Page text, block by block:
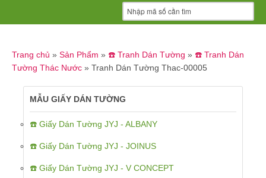
Trang chủ » Sản Phẩm » ☎️ Tranh Dán Tường » ☎️ Tranh Dán
Tường Thác Nước » Tranh Dán Tường Thac-00005
MẪU GIẤY DÁN TƯỜNG
☎️ Giấy Dán Tường JYJ - ALBANY
☎️ Giấy Dán Tường JYJ - JOINUS
☎️ Giấy Dán Tường JYJ - V CONCEPT